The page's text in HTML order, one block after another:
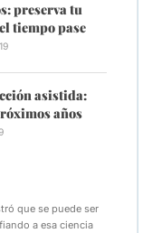
preserva tu
tiempo pase
asistida:
años
que se puede ser
a esa ciencia